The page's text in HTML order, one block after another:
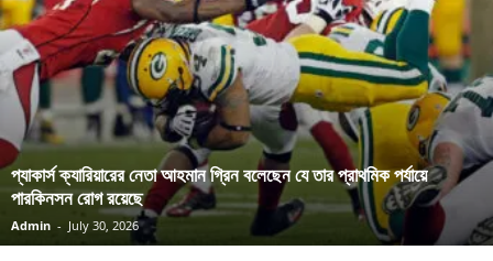
প্যাকার্স ক্যারিয়ারের নেতা আহমান গ্রিন বলেছেন যে তার প্রাথমিক পর্যায়ে
পারকিনসন রোগ রয়েছে
Admin - July 30, 2026